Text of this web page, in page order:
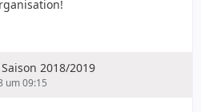
2018/2019
um 09:15